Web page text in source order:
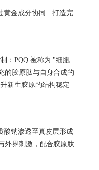
黄金成分协同，打造完
：PQQ 被称为 "细胞
的胶原肽与自身合成的
新生胶原的结构稳定
酸钠渗透至真皮层形成
外界刺激，配合胶原肽